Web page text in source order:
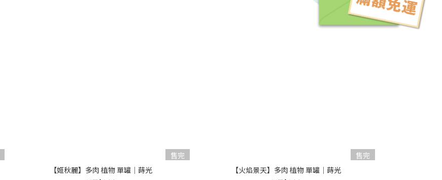
售完
【姬秋麗】多肉 植物 單罐｜蒔光
售完
【火焰景天】多肉 植物 單罐｜蒔光